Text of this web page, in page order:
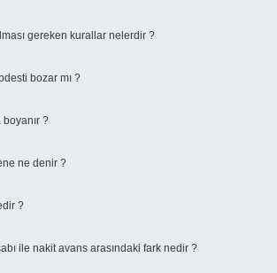
gereken kurallar nelerdir ?
bozar mı ?
?
ne denir ?
?
ile nakit avans arasındaki fark nedir ?